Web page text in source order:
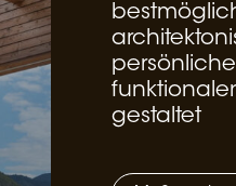
gestaltet